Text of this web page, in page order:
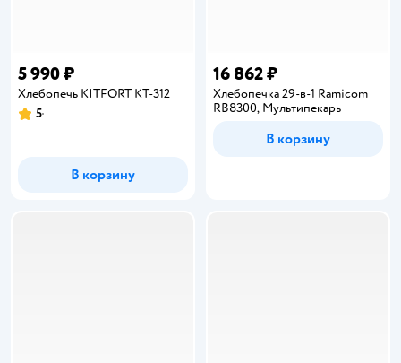
5 990 ₽
Хлебопечь KITFORT КТ-312
Рейтинг:
5
В корзину
16 862 ₽
Хлебопечка 29-в-1 Ramicom
RB8300, Мультипекарь
В корзину